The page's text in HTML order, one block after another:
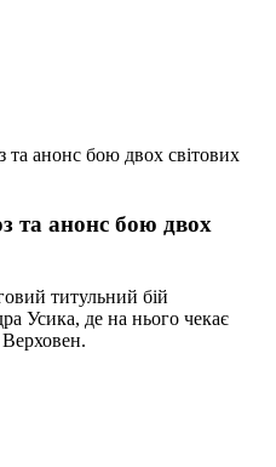
та анонс бою двох світових
та анонс бою двох
титульний бій
Усика, де на нього чекає
Верховен.